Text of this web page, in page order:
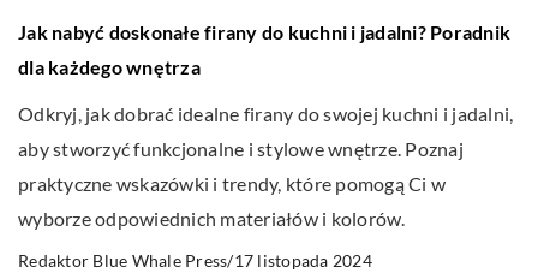
Jak nabyć doskonałe firany do kuchni i jadalni? Poradnik
dla każdego wnętrza
Odkryj, jak dobrać idealne firany do swojej kuchni i jadalni,
aby stworzyć funkcjonalne i stylowe wnętrze. Poznaj
praktyczne wskazówki i trendy, które pomogą Ci w
wyborze odpowiednich materiałów i kolorów.
Redaktor Blue Whale Press/17 listopada 2024